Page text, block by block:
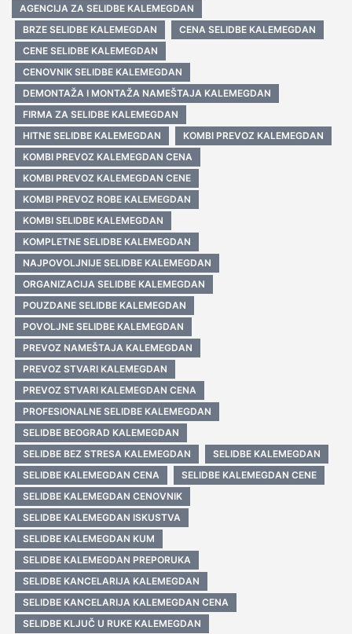
AGENCIJA ZA SELIDBE KALEMEGDAN
BRZE SELIDBE KALEMEGDAN
CENA SELIDBE KALEMEGDAN
CENE SELIDBE KALEMEGDAN
CENOVNIK SELIDBE KALEMEGDAN
DEMONTAŽA I MONTAŽA NAMEŠTAJA KALEMEGDAN
FIRMA ZA SELIDBE KALEMEGDAN
HITNE SELIDBE KALEMEGDAN
KOMBI PREVOZ KALEMEGDAN
KOMBI PREVOZ KALEMEGDAN CENA
KOMBI PREVOZ KALEMEGDAN CENE
KOMBI PREVOZ ROBE KALEMEGDAN
KOMBI SELIDBE KALEMEGDAN
KOMPLETNE SELIDBE KALEMEGDAN
NAJPOVOLJNIJE SELIDBE KALEMEGDAN
ORGANIZACIJA SELIDBE KALEMEGDAN
POUZDANE SELIDBE KALEMEGDAN
POVOLJNE SELIDBE KALEMEGDAN
PREVOZ NAMEŠTAJA KALEMEGDAN
PREVOZ STVARI KALEMEGDAN
PREVOZ STVARI KALEMEGDAN CENA
PROFESIONALNE SELIDBE KALEMEGDAN
SELIDBE BEOGRAD KALEMEGDAN
SELIDBE BEZ STRESA KALEMEGDAN
SELIDBE KALEMEGDAN
SELIDBE KALEMEGDAN CENA
SELIDBE KALEMEGDAN CENE
SELIDBE KALEMEGDAN CENOVNIK
SELIDBE KALEMEGDAN ISKUSTVA
SELIDBE KALEMEGDAN KUM
SELIDBE KALEMEGDAN PREPORUKA
SELIDBE KANCELARIJA KALEMEGDAN
SELIDBE KANCELARIJA KALEMEGDAN CENA
SELIDBE KLJUČ U RUKE KALEMEGDAN